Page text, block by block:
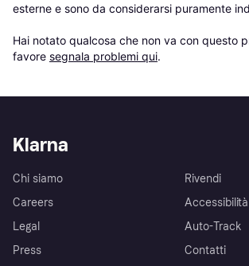
esterne e sono da considerarsi puramente
Hai notato qualcosa che non va con questo
favore segnala problemi qui.
Klarna
Chi siamo
Careers
Legal
Press
Rivendi
Accessibilità
Auto-Track
Contatti